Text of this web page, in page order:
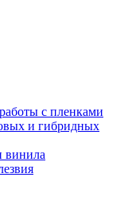
с пленками
и гибридных
винила